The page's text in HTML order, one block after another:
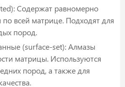
Содержат равномерно
всей матрице. Подходят для
пород.
(surface-set): Алмазы
матрицы. Используются
пород, а также для